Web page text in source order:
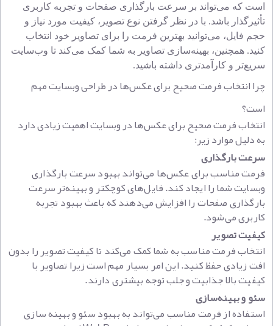
است که می‌تواند بر سرعت بارگذاری صفحات و تجربه کاربری
تأثیرگذار باشد. با در نظر گرفتن نوع تصویر، کیفیت مورد نیاز و
حجم فایل، می‌توانید بهترین فرمت را برای تصاویر خود انتخاب
کنید. همچنین، بهینه‌سازی تصاویر به شما کمک می‌کند تا وب‌سایت
سریع‌تر و کارآمدتری داشته باشید.
چرا انتخاب فرمت صحیح برای عکس‌ها در طراحی وبسایت مهم
است؟
انتخاب فرمت صحیح برای عکس‌ها در وبسایت اهمیت زیادی دارد
به دلیل موارد زیر:
سرعت بارگذاری
فرمت مناسب برای عکس‌ها می‌تواند بهبود سرعت بارگذاری
وبسایت شما را ایجاد کند. فایل‌های کوچکتر و بهینه‌تر سرعت
بارگذاری صفحات را افزایش می‌دهند که باعث بهبود تجربه
کاربری می‌شود.
کیفیت تصویر
انتخاب فرمت مناسب به شما کمک می‌کند تا کیفیت تصویر را بدون
افت زیادی حفظ کنید. این امر بسیار مهم است زیرا تصاویر با
کیفیت بالا جذابیت و جلب توجه بیشتری دارند.
سئو و بهینه‌سازی
استفاده از فرمت مناسب می‌تواند به بهبود سئو و بهینه‌ سازی